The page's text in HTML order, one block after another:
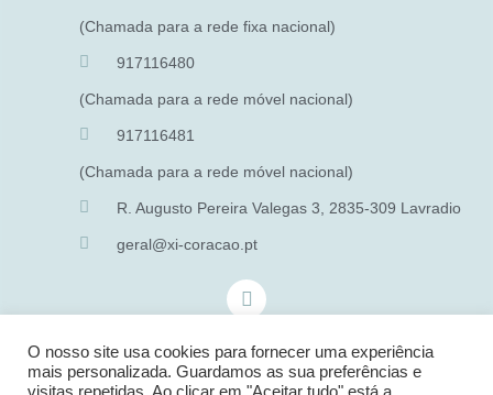
(Chamada para a rede fixa nacional)
917116480
(Chamada para a rede móvel nacional)
917116481
(Chamada para a rede móvel nacional)
R. Augusto Pereira Valegas 3, 2835-309 Lavradio
geral@xi-coracao.pt
O nosso site usa cookies para fornecer uma experiência
mais personalizada. Guardamos as sua preferências e